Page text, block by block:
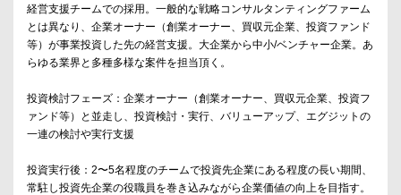
経営支援チームでの採用。一般的な戦略コンサルタンティングファーム
とは異なり、企業オーナー（創業オーナー、買収元企業、投資ファンド
等）が事業投資した先の経営支援。大企業から中小/ベンチャー企業。あ
らゆる業界と多種多様な案件を担当頂く。
投資検討フェーズ：企業オーナー（創業オーナー、買収元企業、投資フ
ァンド等）と並走し、投資検討・実行、バリューアップ、エグジットの
一連の検討や実行支援
投資実行後：2〜5名程度のチームで投資先企業にある程度の長い期間、
常駐し投資先企業の役職員を巻き込みながら企業価値の向上を目指す。